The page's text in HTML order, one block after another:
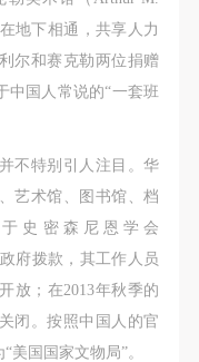
地下相通，共享人力
尔和赛克勒两位捐赠
中国人常说的“一套班
不特别引人注目。华
艺术馆、图书馆、档
史密森尼恩学会
政府拨款，其工作人员
放；在2013年秋季的
闭。按照中国人的官
国国家文物局”。
不同程度的损失、
美术馆将不承担相
根据相应的法律条
究相应的法律责
馆工作人员及活
使用活动中所涉
备、设施，若参
、创作材料及配
人及造成相应工
不同程度的损失、
美术馆将不承担相
根据相应的法律条
究相应的法律责
馆工作人员及活
使用活动中所涉
备、设施，若参
、创作材料及配
人及造成相应工
不同程度的损失、
美术馆将不承担相
根据相应的法律条
究相应的法律责
馆工作人员及活
使用活动中所涉
备、设施，若参
、创作材料及配
人及造成相应工